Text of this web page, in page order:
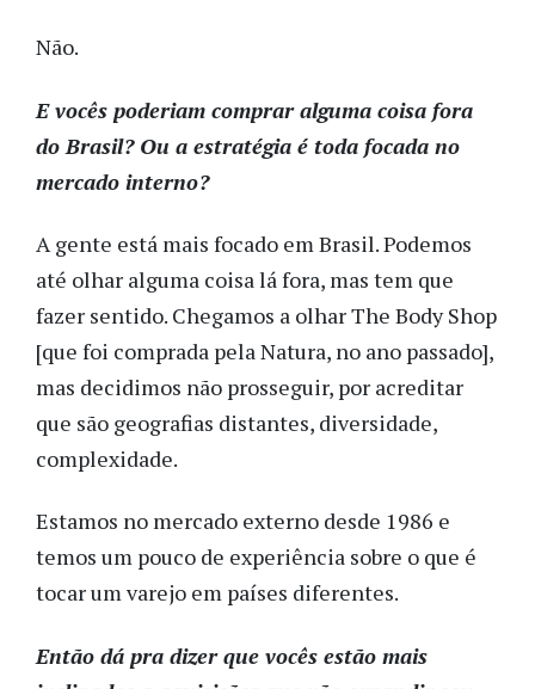
Não.
E vocês poderiam comprar alguma coisa fora
do Brasil? Ou a estratégia é toda focada no
mercado interno?
A gente está mais focado em Brasil. Podemos
até olhar alguma coisa lá fora, mas tem que
fazer sentido. Chegamos a olhar The Body Shop
[que foi comprada pela Natura, no ano passado],
mas decidimos não prosseguir, por acreditar
que são geografias distantes, diversidade,
complexidade.
Estamos no mercado externo desde 1986 e
temos um pouco de experiência sobre o que é
tocar um varejo em países diferentes.
Então dá pra dizer que vocês estão mais